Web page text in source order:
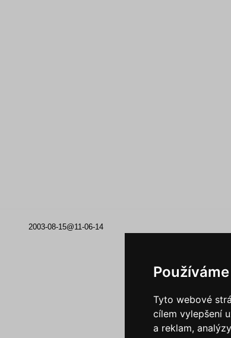
Tyto webové
cílem vylepšení
a reklam,
2003-08-15@11-06-14